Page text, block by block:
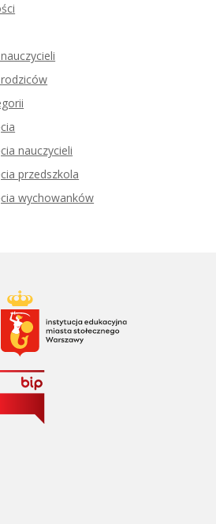
nauczycieli
przedszkola
wychowanków